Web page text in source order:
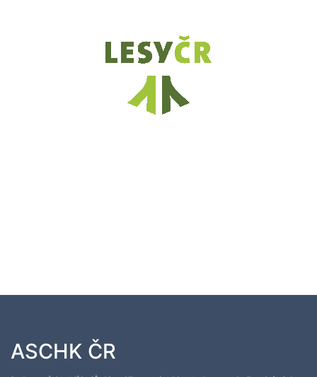
ASCHK ČR